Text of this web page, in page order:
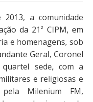
a comunidade
da 21ª CIPM, em
e homenagens, sob
Geral, Coronel
sede, com a
e religiosas e
Milenium FM,